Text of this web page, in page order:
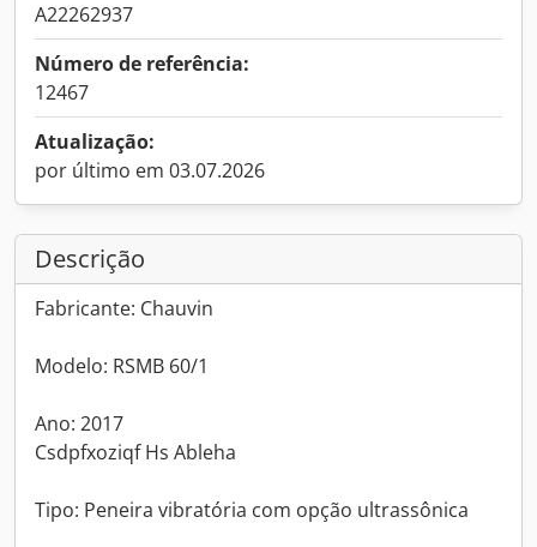
A22262937
Número de referência:
12467
Atualização:
por último em 03.07.2026
Descrição
Fabricante: Chauvin
Modelo: RSMB 60/1
Ano: 2017
Csdpfxoziqf Hs Ableha
Tipo: Peneira vibratória com opção ultrassônica